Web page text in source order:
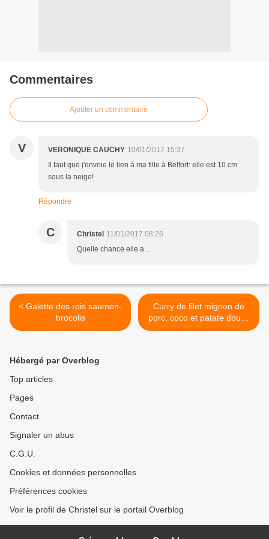
Commentaires
Ajouter un commentaire
V VERONIQUE CAUCHY 10/01/2017 15:37
Il faut que j'envoie le lien à ma fille à Belfort: elle est 10 cm
sous la neige!
Répondre
C Christel 11/01/2017 08:26
Quelle chance elle a...
< Galette des rois saumon-
brocolis
Curry de filet mignon de
porc, coco et patate douce
>
Hébergé par Overblog
Top articles
Pages
Contact
Signaler un abus
C.G.U.
Cookies et données personnelles
Préférences cookies
Voir le profil de Christel sur le portail Overblog